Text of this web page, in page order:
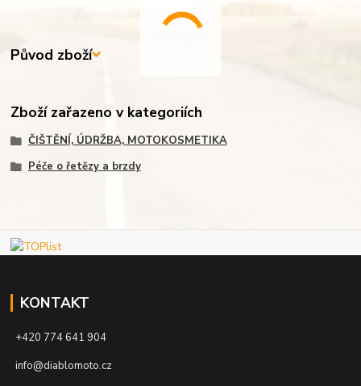
Původ zboží
Zboží zařazeno v kategoriích
ČIŠTĚNÍ, ÚDRŽBA, MOTOKOSMETIKA
Péče o řetězy a brzdy
KONTAKT
+420 774 641 904
info@diablomoto.cz